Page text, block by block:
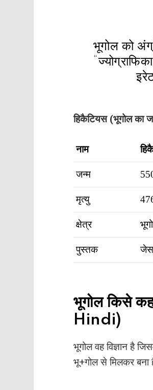
भूगोल को
हिकैटियस (भूगोल का
नाम
जन्म
मृत्यु
क्षेत्र
पुस्तक जेस
भूगोल किसे
Hindi)
भूगोल वह विज्ञान है
भू+गोल से मिलकर बना